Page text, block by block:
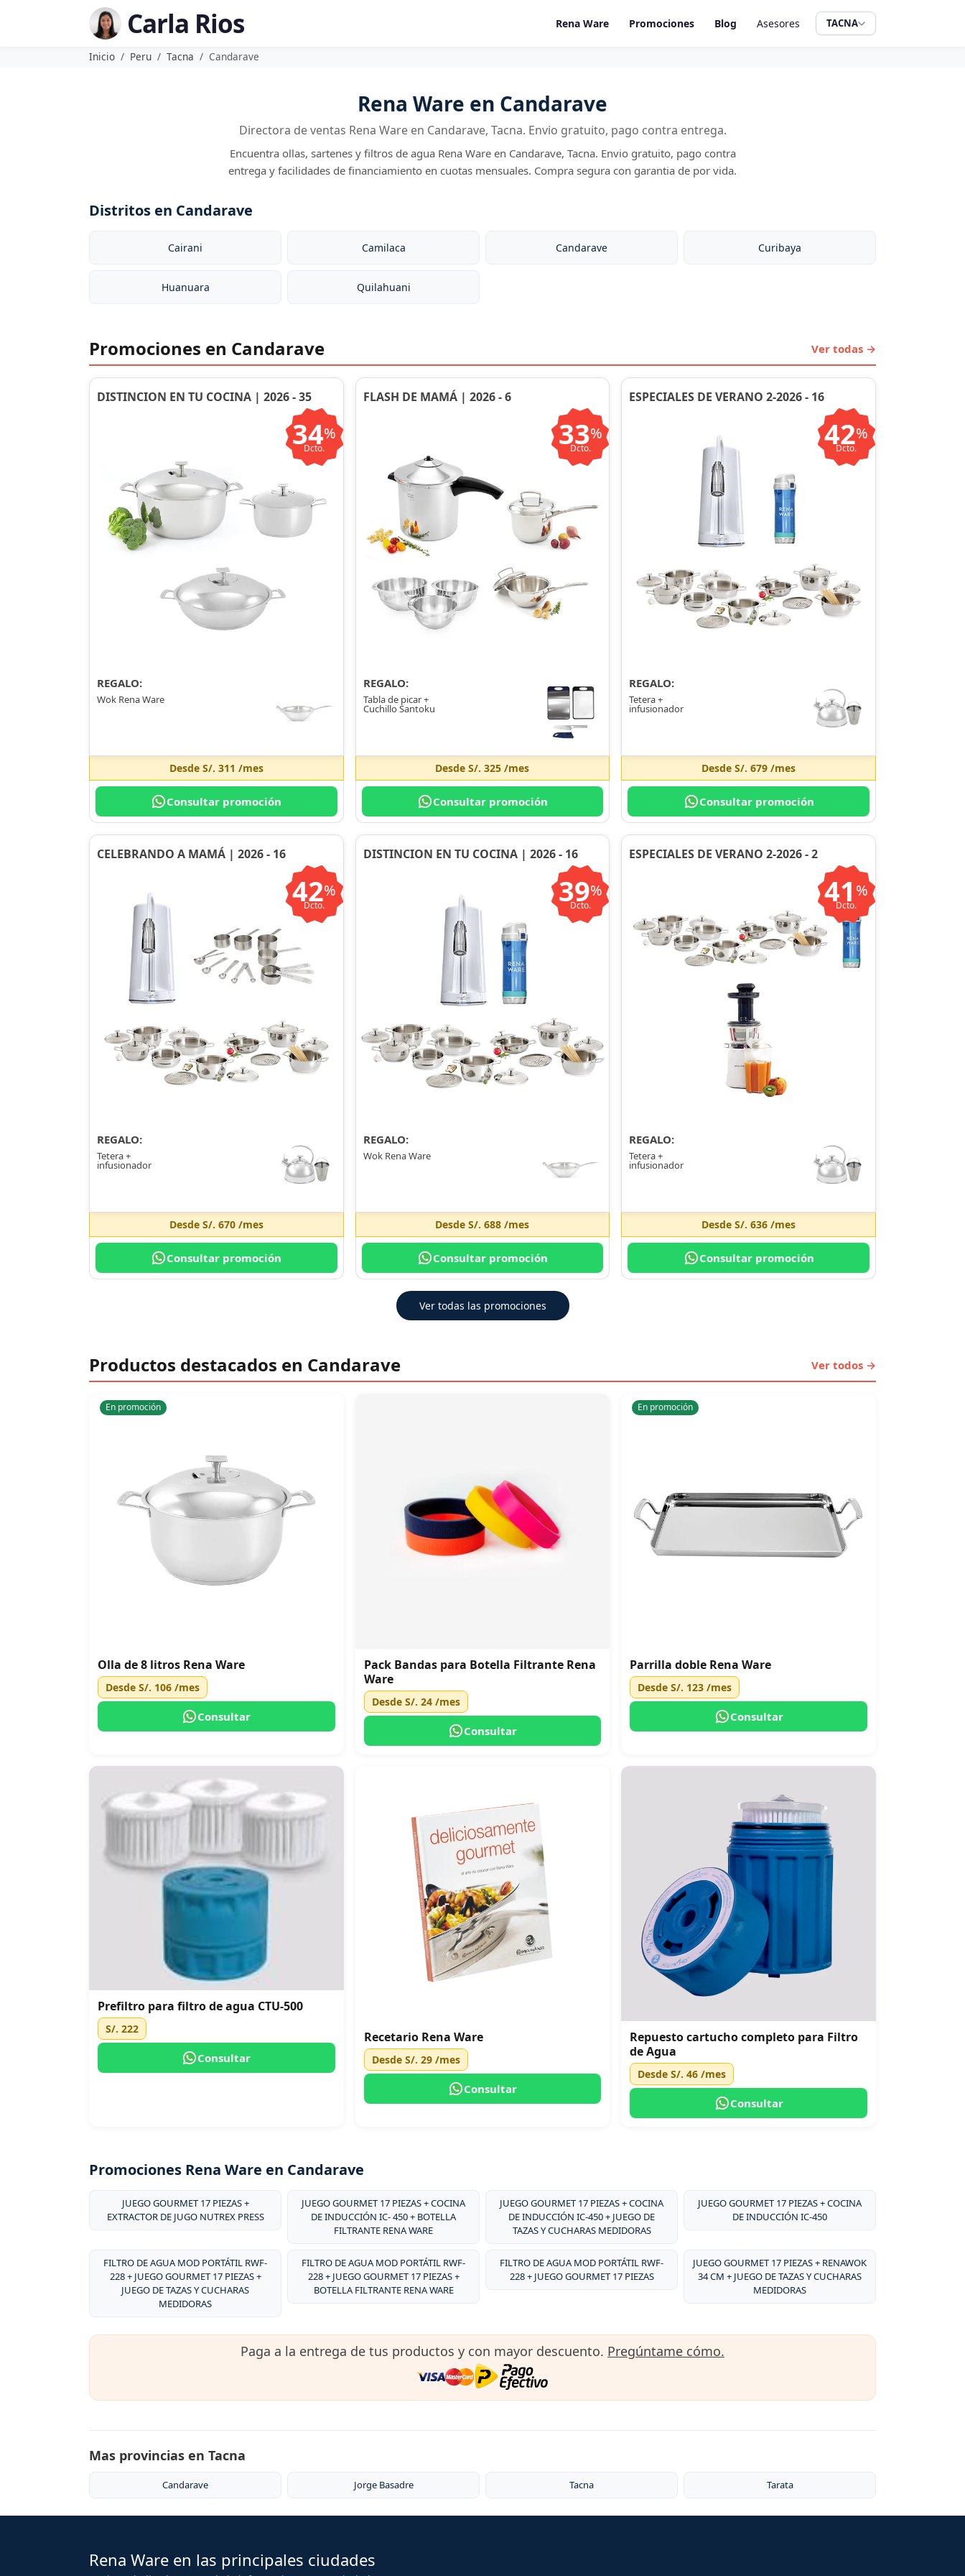
Carla Rios Rena Ware Promociones Blog Asesores TACNA
Inicio Peru Tacna Candarave
Rena Ware en Candarave
Directora de ventas Rena Ware en Candarave, Tacna. Envio gratuito, pago contra entrega.
Encuentra ollas, sartenes y filtros de agua Rena Ware en Candarave, Tacna. Envio gratuito, pago contra
entrega y facilidades de financiamiento en cuotas mensuales. Compra segura con garantia de por vida.
Distritos en Candarave
Cairani Camilaca Candarave Curibaya
Huanuara Quilahuani
Promociones en Candarave Ver todas →
DISTINCION EN TU COCINA | 2026 - 35
34%
Dcto.
REGALO:
Wok Rena Ware
Desde S/. 311 /mes
Consultar promoción
FLASH DE MAMÁ | 2026 - 6
33%
Dcto.
REGALO:
Tabla de picar +
Cuchillo Santoku
DesdeS/. 325 /mes
Consultar promoción
ESPECIALES DE VERANO 2-2026 - 16
42%
Dcto.
REGALO:
Tetera +
infusionador
DesdeS/. 679 /mes
Consultar promoción
CELEBRANDO A MAMÁ | 2026 - 16
42%
Dcto.
REGALO:
Tetera +
infusionador
Desde S/. 670/mes
Consultar promoción
DISTINCION EN TU COCINA | 2026 - 16
39%
Dcto.
REGALO:
Wok Rena Ware
DesdeS/. 688 /mes
Consultar promoción
ESPECIALES DE VERANO 2-2026 - 2
41 %
Dcto.
REGALO:
Tetera +
infusionador
DesdeS/. 636 /mes
Consultar promoción
Ver todas las promociones
Productos destacados en Candarave Ver todos →
En promoción
Olla de 8 litros Rena Ware
Desde S/. 106 /mes
Consultar
Pack Bandas para Botella Filtrante Rena
Ware
Desde S/. 24/mes
Consultar
En promoción
Parrilla doble Rena Ware
DesdeS/. 123 /mes
Consultar
Prefiltro para filtro de agua CTU-500
S/. 222
Consultar
Recetario Rena Ware
Desde S/. 29/mes
Consultar
Repuesto cartucho completo para Filtro
de Agua
DesdeS/. 46 /mes
Consultar
Promociones Rena Ware en Candarave
JUEGO GOURMET 17 PIEZAS +
EXTRACTOR DE JUGO NUTREX PRESS
JUEGO GOURMET 17 PIEZAS + COCINA
DE INDUCCIÓN IC- 450 + BOTELLA
FILTRANTE RENA WARE
JUEGO GOURMET 17 PIEZAS + COCINA
DE INDUCCIÓN IC-450 + JUEGO DE
TAZAS Y CUCHARAS MEDIDORAS
JUEGO GOURMET 17 PIEZAS + COCINA
DE INDUCCIÓN IC-450
FILTRO DE AGUA MOD PORTÁTIL RWF-
228 + JUEGO GOURMET 17 PIEZAS +
JUEGO DE TAZAS Y CUCHARAS
MEDIDORAS
FILTRO DE AGUA MOD PORTÁTIL RWF-
228 + JUEGO GOURMET 17 PIEZAS +
BOTELLA FILTRANTE RENA WARE
FILTRO DE AGUA MOD PORTÁTIL RWF-
228 + JUEGO GOURMET 17 PIEZAS
JUEGO GOURMET 17 PIEZAS + RENAWOK
34 CM + JUEGO DE TAZAS Y CUCHARAS
MEDIDORAS
Paga a la entrega de tus productos y con mayor descuento. Pregúntame cómo.
Mas provincias en Tacna
Candarave Jorge Basadre Tacna Tarata
Rena Ware en las principales ciudades